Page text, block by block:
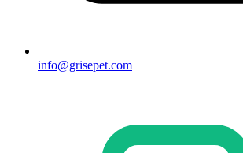
info@grisepet.com